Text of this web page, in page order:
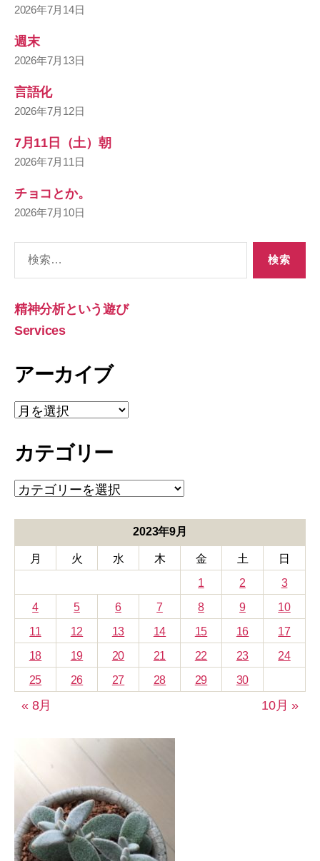
2026年7月14日
週末
2026年7月13日
言語化
2026年7月12日
7月11日（土）朝
2026年7月11日
チョコとか。
2026年7月10日
象:
精神分析という遊び
Services
アーカイブ
ア
ー
イ
カテゴリー
カ
テ
ー
2023年9月
月 火 水 木 金 土
日
1
2
3
4
5 6 7 8 9
10
11
12 13 14 15 16
17
18
19 20 21 22 23
24
25
26 27 28 29 30
« 8月 10月 »